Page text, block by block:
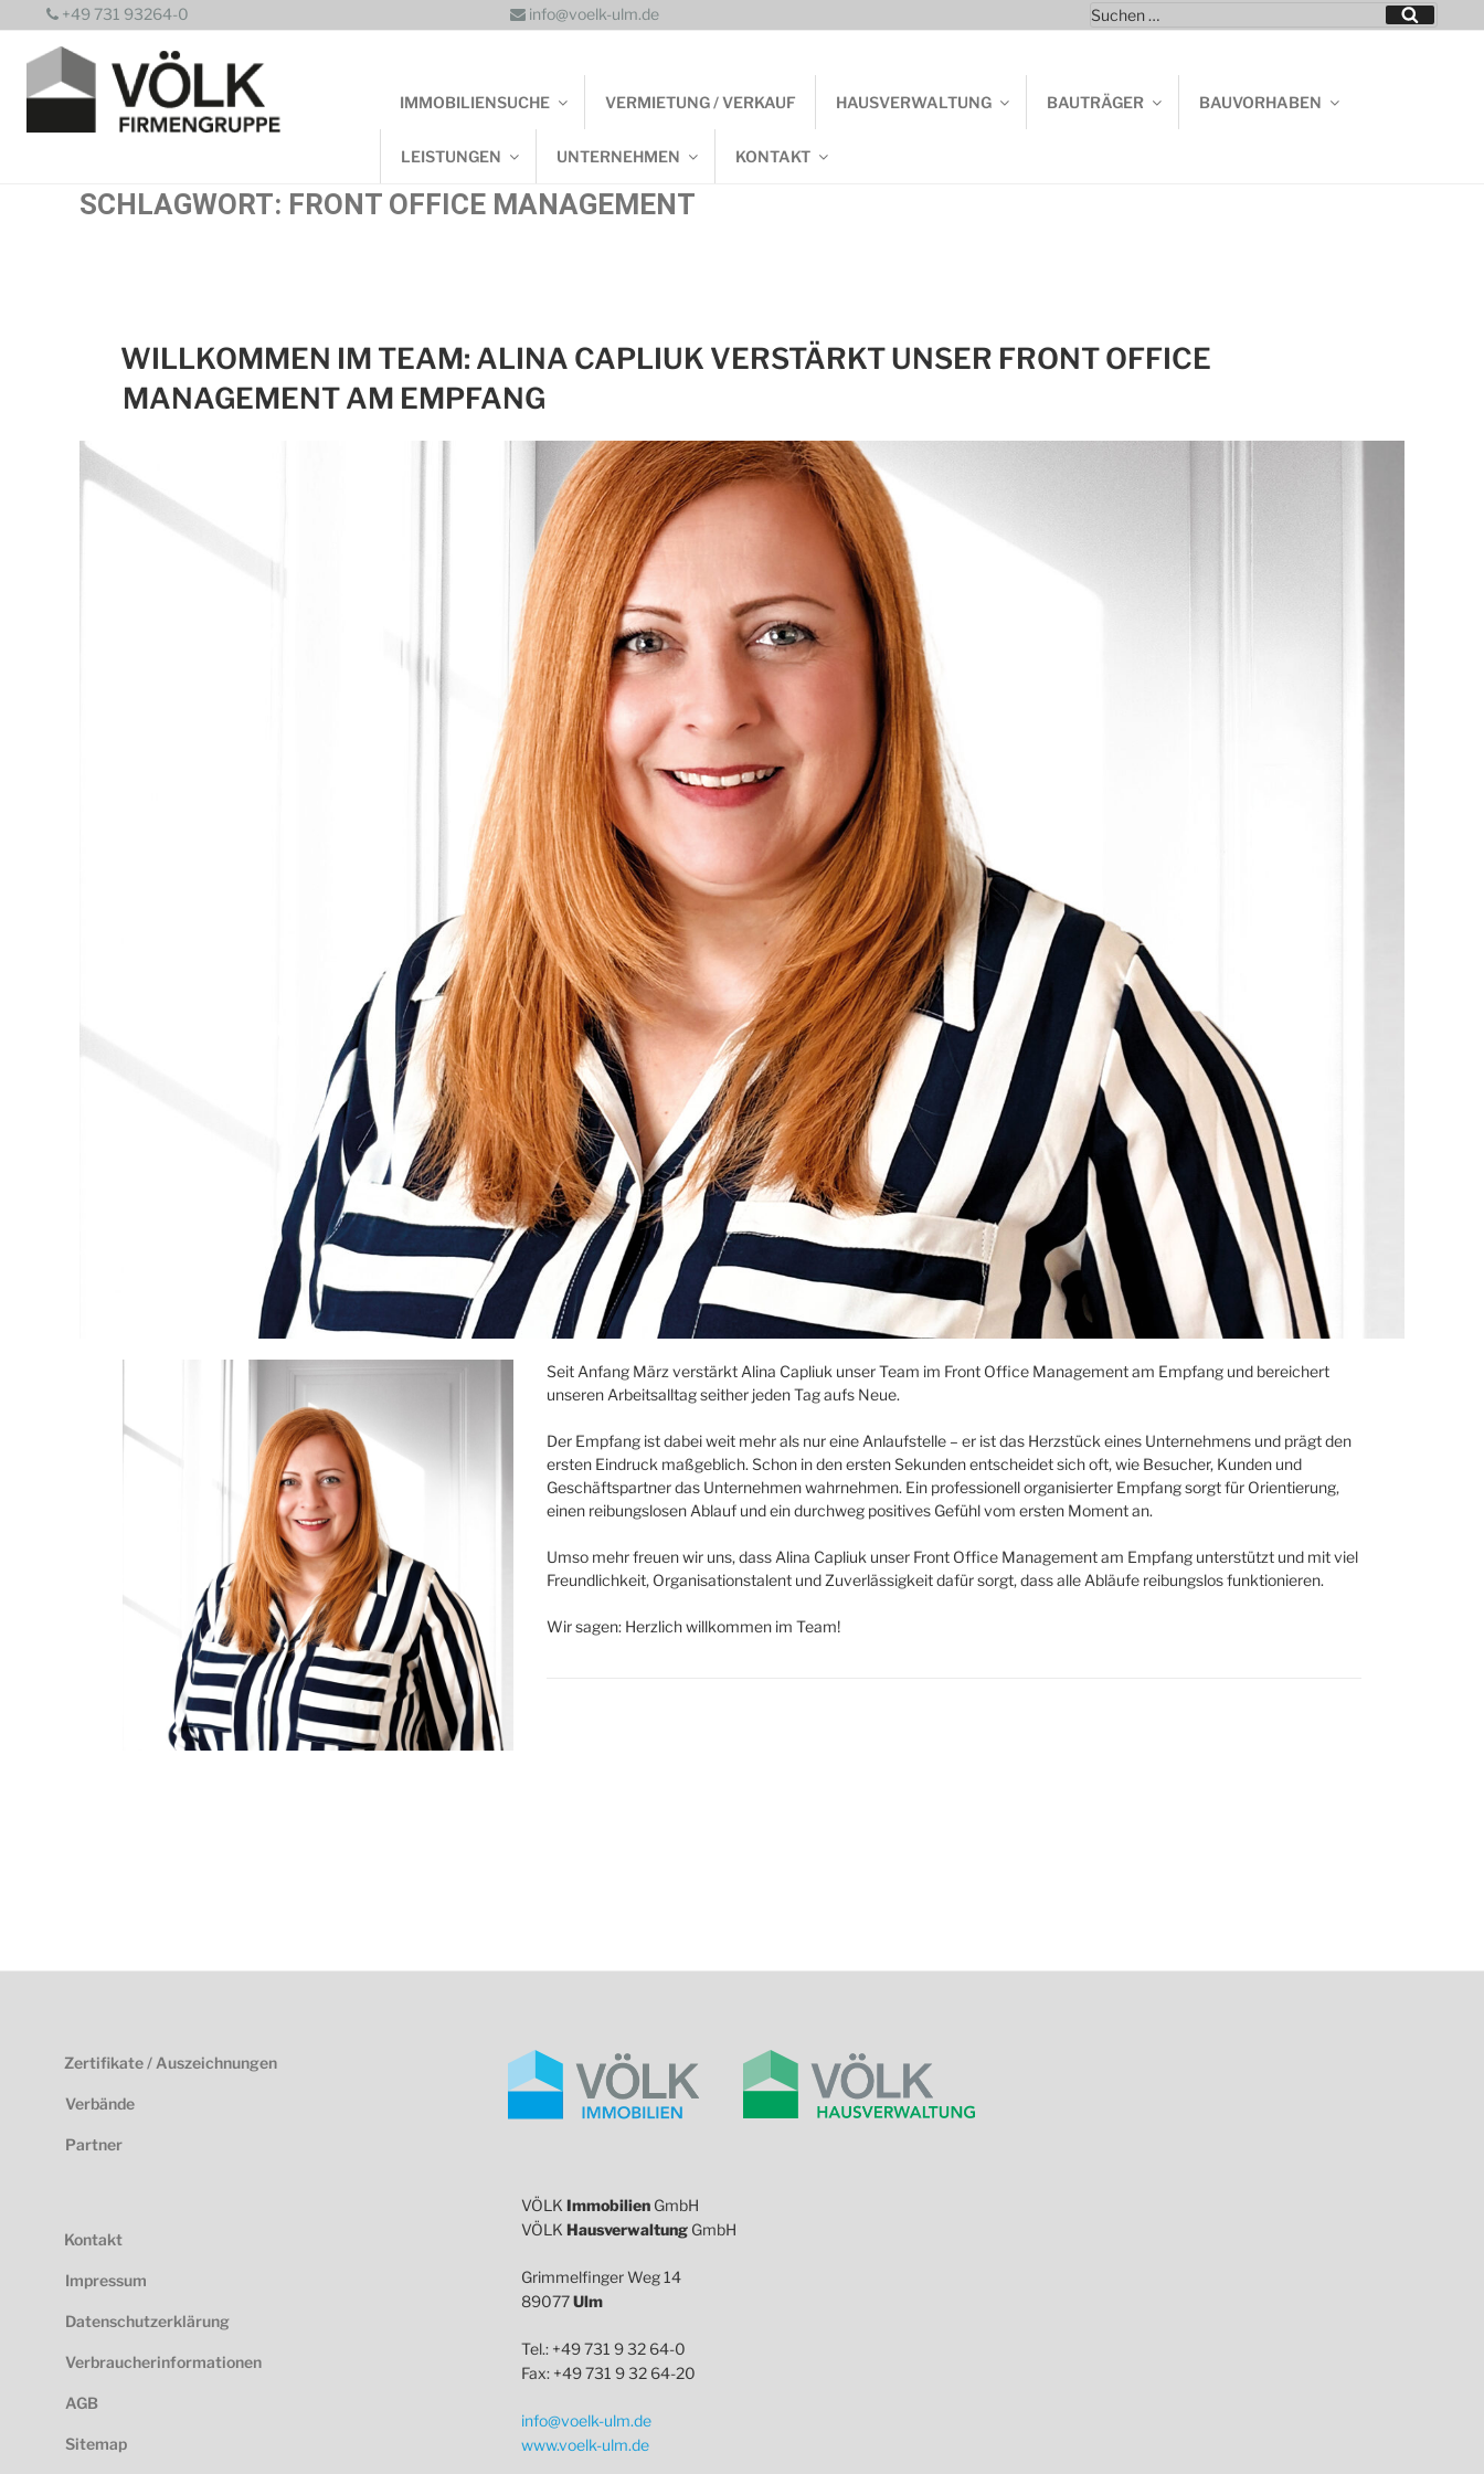
Inhalt
springen
+49 731 93264-0 info@voelk-ulm.de
Suchen
nach:
Suchen
IMMOBILIENSUCHE VERMIETUNG / VERKAUF HAUSVERWALTUNG BAUTRÄGER BAUVORHABEN
LEISTUNGEN UNTERNEHMEN KONTAKT
SCHLAGWORT: FRONT OFFICE MANAGEMENT
WILLKOMMEN IM TEAM: ALINA CAPLIUK VERSTÄRKT UNSER FRONT OFFICE
MANAGEMENT AM EMPFANG
Seit Anfang März verstärkt Alina Capliuk unser Team im Front Office Management am Empfang und bereichert
unseren Arbeitsalltag seither jeden Tag aufs Neue.
Der Empfang ist dabei weit mehr als nur eine Anlaufstelle – er ist das Herzstück eines Unternehmens und prägt den
ersten Eindruck maßgeblich. Schon in den ersten Sekunden entscheidet sich oft, wie Besucher, Kunden und
Geschäftspartner das Unternehmen wahrnehmen. Ein professionell organisierter Empfang sorgt für Orientierung,
einen reibungslosen Ablauf und ein durchweg positives Gefühl vom ersten Moment an.
Umso mehr freuen wir uns, dass Alina Capliuk unser Front Office Management am Empfang unterstützt und mit viel
Freundlichkeit, Organisationstalent und Zuverlässigkeit dafür sorgt, dass alle Abläufe reibungslos funktionieren.
Wir sagen: Herzlich willkommen im Team!
Zertifikate / Auszeichnungen
Verbände
Partner
Kontakt
Impressum
Datenschutzerklärung
Verbraucherinformationen
AGB
Sitemap
VÖLK Immobilien GmbH
VÖLK Hausverwaltung GmbH
Grimmelfinger Weg 14
89077Ulm
Tel.: +49 731 9 32 64-0
Fax: +49 731 9 32 64-20
info@voelk-ulm.de
www.voelk-ulm.de